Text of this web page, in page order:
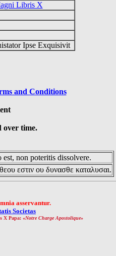
Libris X
Ipse Exquisivit
and Conditions
over time.
non poteritis dissolvere.
εστιν ου δυνασθε καταλυσαι.
asservantur.
Societas
X Papa: «Notre Charge Apostolique»